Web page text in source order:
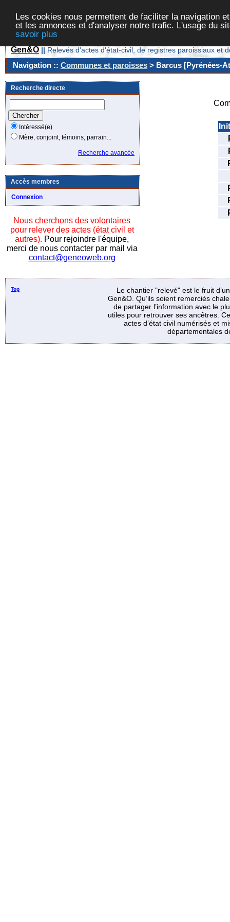
Les cookies nous permettent de faciliter la navigation
et les annonces et d'analyser notre trafic. L'usage du
savoir plus
Gen&O || Relevés d'actes d'état-civil, de registres paroissiaux et
Navigation :: Communes et paroisses > Barcus [Pyrénées-
Recherche directe
Intéressé(e)
Mère, conjoint, témoins, parrain...
Recherche avancée
Accès membres
Connexion
Nous cherchons des volontaires
pour relever des actes (état civil et
autres). Pour rejoindre l'équipe,
merci de nous contacter par mail via
contact@geneoweb.org
Top
Le chantier "relevé" est le fruit
Gen&O. Qu’ils soient remerciés
de partager l’information avec le
utiles pour retrouver ses ancêtres.
actes d’état civil numérisés et
départementales